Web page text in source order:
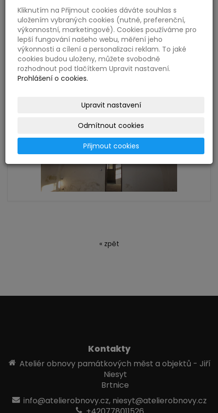
« zpět
Kontakty
Ateliér obnovy památkových měst a objektů - Jiří
Niesyt
Brtnice
info@atelierobnovy.cz, niesyt@atelierobnovy.cz
Kliknutím na Přijmout cookies dáváte souhlas s
uložením vybraných cookies (nutné, preferenční,
výkonnostní, marketingové). Cookies používáme pro
lepší fungování našeho webu, měření jeho
výkonnosti a cílení a personalizaci reklam. To jaké
cookies budou uloženy, můžete svobodně
rozhodnout pod tlačítkem Upravit nastavení.
Prohlášení o cookies.
Upravit nastavení
Odmítnout cookies
Přijmout cookies